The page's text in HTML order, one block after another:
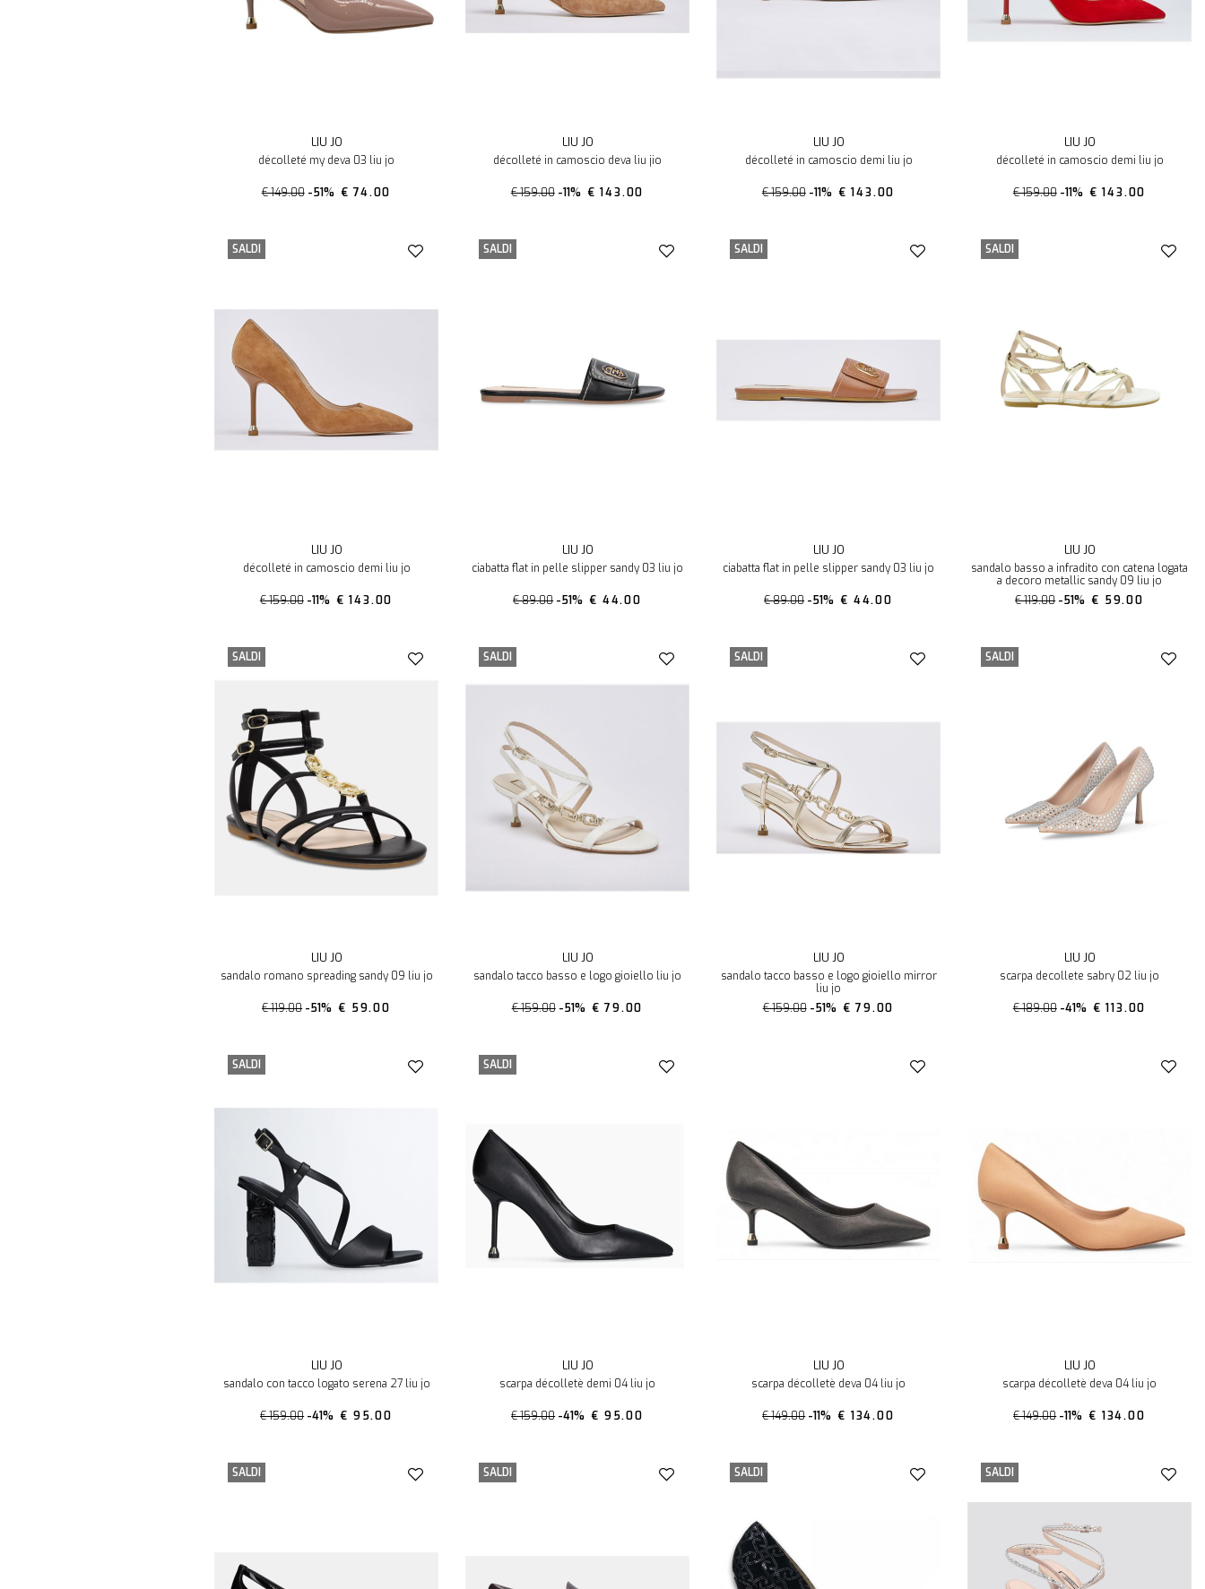
LIU JO
décolleté my deva 03 liu jo
€ 149.00 -51% € 74.00
LIU JO
décolleté in camoscio deva liu jio
€ 159.00 -11% € 143.00
LIU JO
décolleté in camoscio demi liu jo
€ 159.00 -11% € 143.00
LIU JO
décolleté in camoscio demi liu jo
€ 159.00 -11% € 143.00
SALDI
LIU JO
décolleté in camoscio demi liu jo
€ 159.00 -11% € 143.00
SALDI
LIU JO
ciabatta flat in pelle slipper sandy 03 liu jo
€ 89.00 -51% € 44.00
SALDI
LIU JO
ciabatta flat in pelle slipper sandy 03 liu jo
€ 89.00 -51% € 44.00
SALDI
LIU JO
sandalo basso a infradito con catena logata
a decoro metallic sandy 09 liu jo
€ 119.00 -51% € 59.00
SALDI
LIU JO
sandalo romano spreading sandy 09 liu jo
€ 119.00 -51% € 59.00
SALDI
LIU JO
sandalo tacco basso e logo gioiello liu jo
€ 159.00 -51% € 79.00
SALDI
LIU JO
sandalo tacco basso e logo gioiello mirror
liu jo
€ 159.00 -51% € 79.00
SALDI
LIU JO
scarpa decollete sabry 02 liu jo
€ 189.00 -41% € 113.00
SALDI
LIU JO
sandalo con tacco logato serena 27 liu jo
€ 159.00 -41% € 95.00
SALDI
LIU JO
scarpa décolletè demi 04 liu jo
€ 159.00 -41% € 95.00
LIU JO
scarpa décolletè deva 04 liu jo
€ 149.00 -11% € 134.00
LIU JO
scarpa décolletè deva 04 liu jo
€ 149.00 -11% € 134.00
SALDI SALDI SALDI SALDI